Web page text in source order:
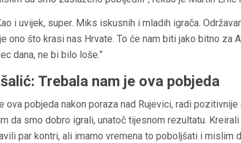
i uvijek, super. Miks iskusnih i mladih igrača.
ono što krasi nas Hrvate. To će nam biti jako bitno za
dana, ne bi bilo loše.”
Trebala nam je ova pobjeda
ova pobjeda nakon poraza nad Rujevici, radi
da smo dobro igrali, unatoč tijesnom rezultatu.
par kontri, ali imamo vremena to poboljšati i mislim